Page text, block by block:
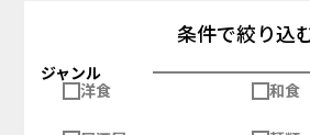
条件で絞り込
ジャンル
洋食
和食